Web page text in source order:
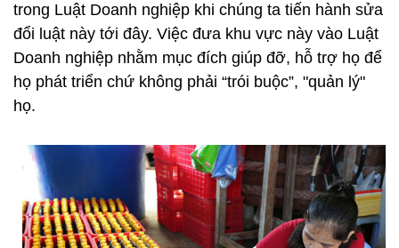
trong Luật Doanh nghiệp khi chúng ta tiến hành sửa
đổi luật này tới đây. Việc đưa khu vực này vào Luật
Doanh nghiệp nhằm mục đích giúp đỡ, hỗ trợ họ để
họ phát triển chứ không phải “trói buộc”, "quản lý"
họ.